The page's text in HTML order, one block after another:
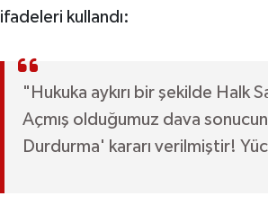
ifadeleri kullandı:
"Hukuka aykırı bir şekilde Halk
Açmış olduğumuz dava
Durdurma' kararı verilmiştir!